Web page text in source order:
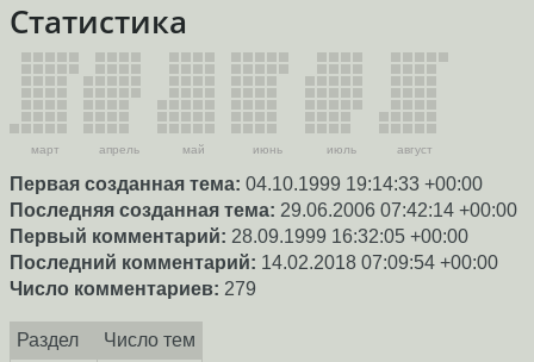
Статистика
март апрель май июнь июль август
Первая созданная тема: 04.10.1999 19:14:33 +00:00
Последняя созданная тема: 29.06.2006 07:42:14 +00:00
Первый комментарий: 28.09.1999 16:32:05 +00:00
Последний комментарий: 14.02.2018 07:09:54 +00:00
Число комментариев: 279
Раздел Число тем